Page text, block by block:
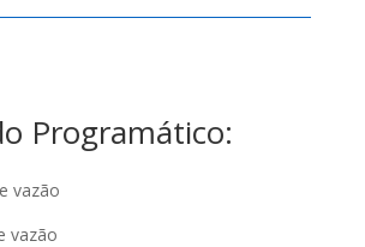
Programático:
vazão
vazão